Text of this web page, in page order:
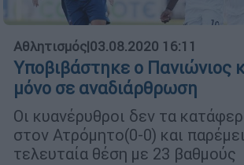
Αθλητισμός|03.08.2020 16:11
Υποβιβάστηκε ο Πανιώνιος
μόνο σε αναδιάρθρωση
Οι κυανέρυθροι δεν τα
στον Ατρόμητο(0-0) και
τελευταία θέση με 23 βαθμούς